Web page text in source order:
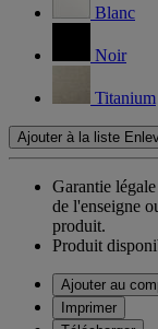
Blanc
Noir
Titanium
Ajouter à la liste
Garantie
de l'enseigne
produit.
Produit
Ajouter au
Imprimer